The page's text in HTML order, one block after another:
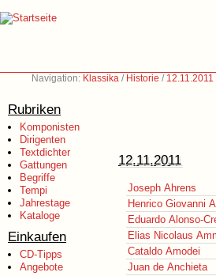
Navigation: Klassika / Historie / 12.11.2011
Rubriken
Komponisten
Dirigenten
Textdichter
Gattungen
Begriffe
Tempi
Jahrestage
Kataloge
Einkaufen
CD-Tipps
Angebote
12.11.2011
Joseph Ahrens
Henrico Giovanni
Eduardo Alonso-
Elias Nicolaus
Cataldo Amodei
Juan de Anchieta